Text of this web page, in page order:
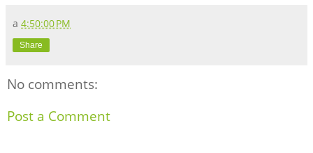
a 4:50:00 PM
Share
No comments:
Post a Comment